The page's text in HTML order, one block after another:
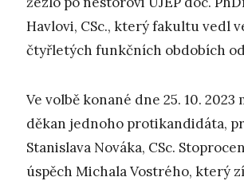
Havlovi, CSc., který fakultu vedl
čtyřletých funkčních obdobích
Ve volbě konané dne 25. 10. 2023
děkan jednoho protikandidáta,
Stanislava Nováka, CSc.
úspěch Michala Vostrého, který